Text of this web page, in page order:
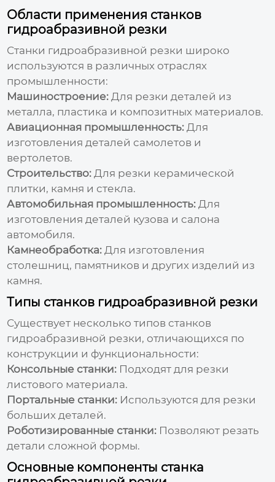
Области применения станков
гидроабразивной резки
Станки гидроабразивной резки широко
используются в различных отраслях
промышленности:
Машиностроение: Для резки деталей из
металла, пластика и композитных материалов.
Авиационная промышленность: Для
изготовления деталей самолетов и
вертолетов.
Строительство: Для резки керамической
плитки, камня и стекла.
Автомобильная промышленность: Для
изготовления деталей кузова и салона
автомобиля.
Камнеобработка: Для изготовления
столешниц, памятников и других изделий из
камня.
Типы станков гидроабразивной резки
Существует несколько типов станков
гидроабразивной резки, отличающихся по
конструкции и функциональности:
Консольные станки: Подходят для резки
листового материала.
Портальные станки: Используются для резки
больших деталей.
Роботизированные станки: Позволяют резать
детали сложной формы.
Основные компоненты станка